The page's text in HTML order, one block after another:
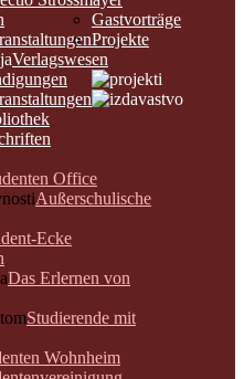
Gastvorträge
Projekte
Verlagswesen
Office
Außerschulische
Ecke
Das Erlernen von
Studierende mit
Wohnheim